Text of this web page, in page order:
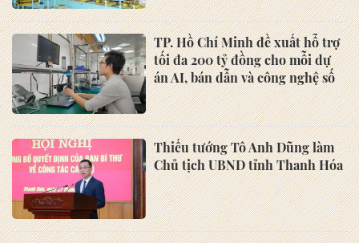
TP. Hồ Chí Minh đề xuất hỗ trợ
tối đa 200 tỷ đồng cho mỗi dự
án AI, bán dẫn và công nghệ số
Thiếu tướng Tô Anh Dũng làm
Chủ tịch UBND tỉnh Thanh Hóa